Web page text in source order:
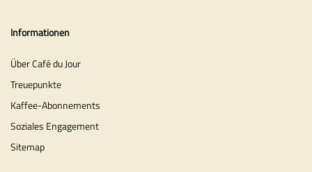
Informationen
Über Café du Jour
Treuepunkte
Kaffee-Abonnements
Soziales Engagement
Sitemap